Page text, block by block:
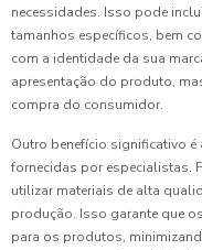
necessidades. Isso pode
tamanhos específicos, bem
com a identidade da sua
apresentação do produto,
compra do consumidor.
Outro benefício significativo é
fornecidas por especialistas.
utilizar materiais de alta
produção. Isso garante que
para os produtos,